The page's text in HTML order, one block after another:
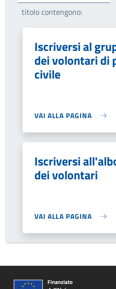
titolo contengono:
Iscriversi al
dei volontari di
civile
VAI ALLA PAGINA
Iscriversi
dei volontari
VAI ALLA PAGINA